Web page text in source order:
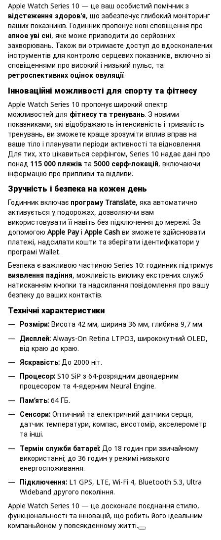
Apple Watch Series 10 — це ваш особистий помічник з
відстеження здоров'я, що забезпечує глибокий моніторинг
ваших показників. Годинник пропонує нові сповіщення про
апное уві сні, яке може призводити до серйозних
захворювань. Також ви отримаєте доступ до вдосконалених
інструментів для контролю серцевих показників, включно зі
сповіщеннями про високий і низький пульс, та
ретроспективних оцінок овуляції.
Інноваційні можливості для спорту та фітнесу
Apple Watch Series 10 пропонує широкий спектр
можливостей для фітнесу та тренувань. З новими
показниками, які відображають інтенсивність і тривалість
тренувань, ви зможете краще зрозуміти вплив вправ на
ваше тіло і планувати періоди активності та відновлення.
Для тих, хто цікавиться серфінгом, Series 10 надає дані про
понад 115 000 пляжів та 5000 серф-локацій, включаючи
інформацію про припливи та відливи.
Зручність і безпека на кожен день
Годинник включає програму Translate, яка автоматично
активується у подорожах, дозволяючи вам
використовувати її навіть без підключення до мережі. За
допомогою Apple Payі Apple Cash ви зможете здійснювати
платежі, надсилати кошти та зберігати ідентифікатори у
програмі Wallet.
Безпека є важливою частиною Series 10: годинник підтримує
виявлення падіння, можливість виклику екстрених служб
натисканням кнопки та надсилання повідомлення про вашу
безпеку до ваших контактів.
Технічні характеристики
Розміри: Висота 42 мм, ширина 36 мм, глибина 9,7 мм.
Дисплей: Always-On Retina LTPO3, ширококутний OLED,
від краю до краю.
Яскравість: До 2000 ніт.
Процесор: S10 SiP з 64-розрядним двоядерним
процесором та 4-ядерним Neural Engine.
Пам’ять: 64 ГБ.
Сенсори: Оптичний та електричний датчики серця,
датчик температури, компас, висотомір, акселерометр
та інші.
Термін служби батареї: До 18 годин при звичайному
використанні; до 36 годин у режимі низького
енергоспоживання.
Підключення: L1 GPS, LTE, Wi-Fi 4, Bluetooth 5.3, Ultra
Wideband другого покоління.
Apple Watch Series 10 — це досконале поєднання стилю,
функціональності та інновацій, що робить його ідеальним
компаньйоном у повсякденному житті.